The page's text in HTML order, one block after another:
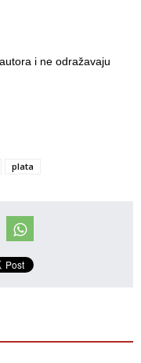
i ne odražavaju
plata